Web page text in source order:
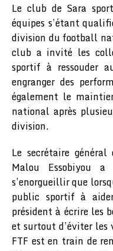
Le club de Sara
équipes s’étant
division du football
club a invité les
sportif à ressouder
engranger des
également le
national après
division.
Le secrétaire
Malou Essobiyou
s’enorgueillir que
public sportif à
président à écrire les
et surtout d’éviter les
FTF est en train de